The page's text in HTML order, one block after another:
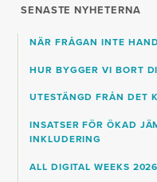
SENASTE NYHETERNA
NÄR FRÅGAN INTE
HUR BYGGER VI BORT
UTESTÄNGD FRÅN DET
INSATSER FÖR ÖKAD
INKLUDERING
ALL DIGITAL WEEKS 2026